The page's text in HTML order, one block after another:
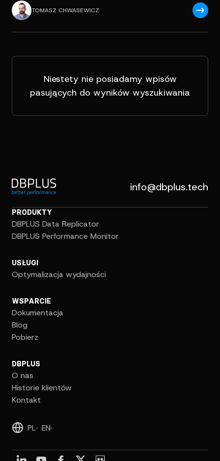
TOMASZ CHWASEWICZ
Niestety nie posiadamy wpisów
pasujących do wyników wyszukiwania
info@dbplus.tech
PRODUKTY
DBPLUS Data Replicator
DBPLUS Performance Monitor
USŁUGI
Optymalizacja wydajności
WSPARCIE
Dokumentacja
Blog
Pobierz
DBPLUS
O nas
Historie klientów
Kontakt
PL EN